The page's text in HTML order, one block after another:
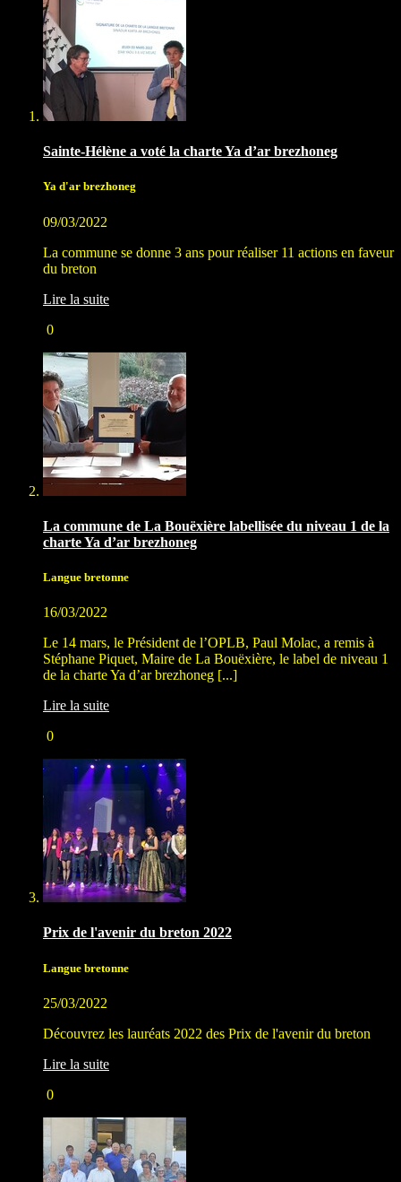
Sainte-Hélène a voté la charte Ya d’ar brezhoneg
Ya d'ar brezhoneg
09/03/2022
La commune se donne 3 ans pour réaliser 11 actions en faveur
du breton
Lire la suite
0
La commune de La Bouëxière labellisée du niveau 1 de la
charte Ya d’ar brezhoneg
Langue bretonne
16/03/2022
Le 14 mars, le Président de l’OPLB, Paul Molac, a remis à
Stéphane Piquet, Maire de La Bouëxière, le label de niveau 1
de la charte Ya d’ar brezhoneg [...]
Lire la suite
0
Prix de l'avenir du breton 2022
Langue bretonne
25/03/2022
Découvrez les lauréats 2022 des Prix de l'avenir du breton
Lire la suite
0